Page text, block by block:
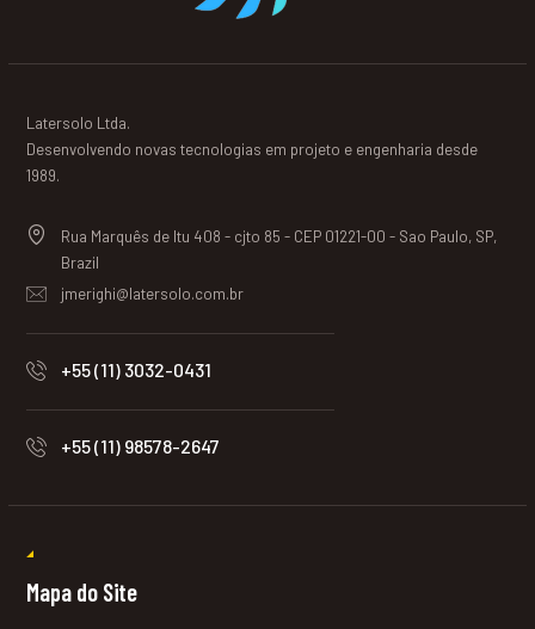
Latersolo Ltda.
Desenvolvendo novas tecnologias em projeto e engenharia desde
1989.
Rua Marquês de Itu 408 - cjto 85 - CEP 01221-00 - Sao Paulo, SP,
Brazil
jmerighi@latersolo.com.br
+55 (11) 3032-0431
+55 (11) 98578-2647
Mapa do Site